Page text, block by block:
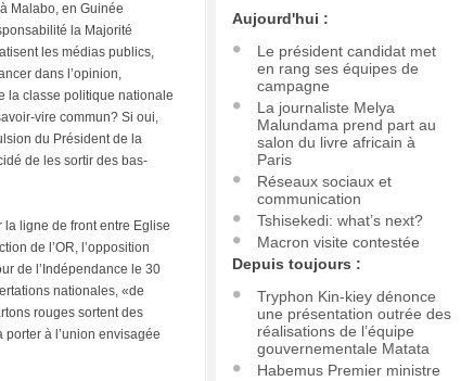
Malabo, en Guinée
la Majorité
les médias publics,
dans l’opinion,
la classe politique nationale
vire commun? Si oui,
du Président de la
de les sortir des bas-
ligne de front entre Eglise
de l’OR, l’opposition
de l’Indépendance le 30
nationales, «de
rouges sortent des
à l’union envisagée
Aujourd'hui :
Le président candidat met
en rang ses équipes de
campagne
La journaliste Melya
Malundama prend part au
salon du livre africain à
Paris
Réseaux sociaux et
communication
Tshisekedi: what’s next?
Macron visite contestée
Depuis toujours :
Tryphon Kin-kiey dénonce
une présentation outrée des
réalisations de l’équipe
gouvernementale Matata
Habemus Premier ministre